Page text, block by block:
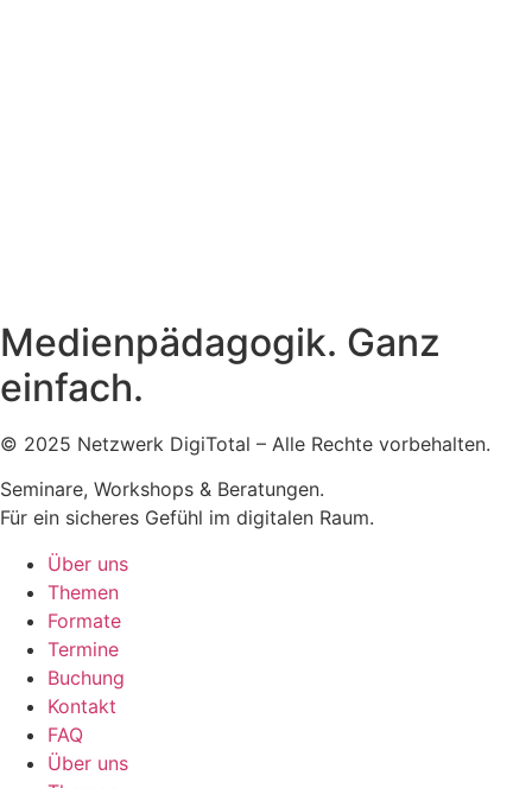
Medienpädagogik. Ganz
einfach.
© 2025 Netzwerk DigiTotal – Alle Rechte vorbehalten.
Seminare, Workshops & Beratungen.
Für ein sicheres Gefühl im digitalen Raum.
Über uns
Themen
Formate
Termine
Buchung
Kontakt
FAQ
Über uns